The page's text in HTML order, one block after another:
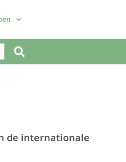
de internationale